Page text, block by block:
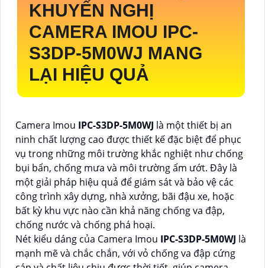
KHUYẾN NGHỊ
CAMERA IMOU IPC-
S3DP-5M0WJ MANG
LẠI HIỆU QUẢ
Camera Imou IPC-S3DP-5M0WJ là một thiết bị an
ninh chất lượng cao được thiết kế đặc biệt để phục
vụ trong những môi trường khắc nghiệt như chống
bụi bẩn, chống mưa và môi trường ẩm ướt. Đây là
một giải pháp hiệu quả để giám sát và bảo vệ các
công trình xây dựng, nhà xưởng, bãi đậu xe, hoặc
bất kỳ khu vực nào cần khả năng chống va đập,
chống nước và chống phá hoại.
Nét kiểu dáng của Camera Imou IPC-S3DP-5M0WJ là
mạnh mẽ và chắc chắn, với vỏ chống va đập cứng